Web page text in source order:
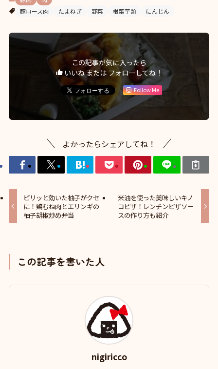
豚ロース肉
たまねぎ 野菜 根菜芋類 にんじん
この記事が気に入ったら
いいね または フォローしてね！
Follow Me
よかったらシェアしてね！
ピリッと効いた柚子がクセ
に！鶏むね肉とエリンギの
柚子胡椒炒め弁当
米油を使った美味しいキノ
コピザ！レンチンピザソー
スの作り方も紹介
この記事を書いた人
nigiricco